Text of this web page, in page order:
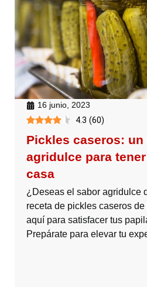
16 junio, 2023
4.3 (60)
Pickles caseros: un
agridulce para
casa
¿Deseas el sabor agridulce
receta de pickles caseros
aquí para satisfacer tus
Prepárate para elevar tu